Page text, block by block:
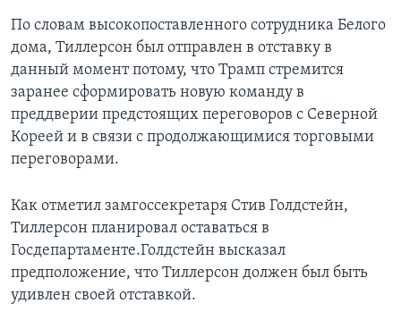
По словам высокопоставленного сотрудника Белого
дома, Тиллерсон был отправлен в отставку в
данный момент потому, что Трамп стремится
заранее сформировать новую команду в
преддверии предстоящих переговоров с Северной
Кореей и в связи с продолжающимися торговыми
переговорами.
Как отметил замгоссекретаря Стив Голдстейн,
Тиллерсон планировал оставаться в
Госдепартаменте.Голдстейн высказал
предположение, что Тиллерсон должен был быть
удивлен своей отставкой.